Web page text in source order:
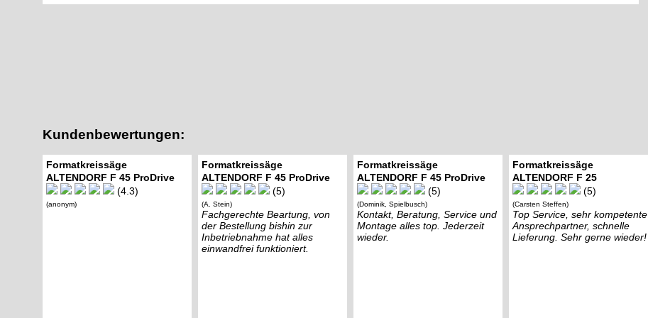
Kundenbewertungen:
Formatkreissäge
ALTENDORF F 45 ProDrive
(4.3)
(anonym)
Formatkreissäge
ALTENDORF F 45 ProDrive
(5)
(A. Stein)
Fachgerechte Beartung, von
der Bestellung bishin zur
Inbetriebnahme hat alles
einwandfrei funktioniert.
Formatkreissäge
ALTENDORF F 45 ProDrive
(5)
(Dominik, Spielbusch)
Kontakt, Beratung, Service und
Montage alles top. Jederzeit
wieder.
Formatkreissäge
ALTENDORF F 25
(5)
(Carsten Steffen)
Top Service, sehr kompetente
Ansprechpartner, schnelle
Lieferung. Sehr gerne wieder!